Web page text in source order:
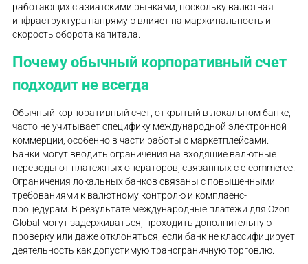
работающих с азиатскими рынками, поскольку валютная
инфраструктура напрямую влияет на маржинальность и
скорость оборота капитала.
Почему обычный корпоративный счет
подходит не всегда
Обычный корпоративный счет, открытый в локальном банке,
часто не учитывает специфику международной электронной
коммерции, особенно в части работы с маркетплейсами.
Банки могут вводить ограничения на входящие валютные
переводы от платежных операторов, связанных с e-commerce.
Ограничения локальных банков связаны с повышенными
требованиями к валютному контролю и комплаенс-
процедурам. В результате международные платежи для Ozon
Global могут задерживаться, проходить дополнительную
проверку или даже отклоняться, если банк не классифицирует
деятельность как допустимую трансграничную торговлю.